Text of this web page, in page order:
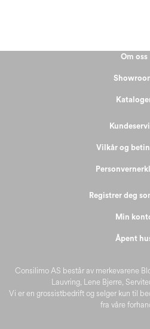
Consilimo AS består av merkevarene
Lauvring, Lene Bjerre,
Vi er en grossistbedrift og selger kun til
fra våre
Om oss
Vilkår og
Registrer deg
Min
Åpent